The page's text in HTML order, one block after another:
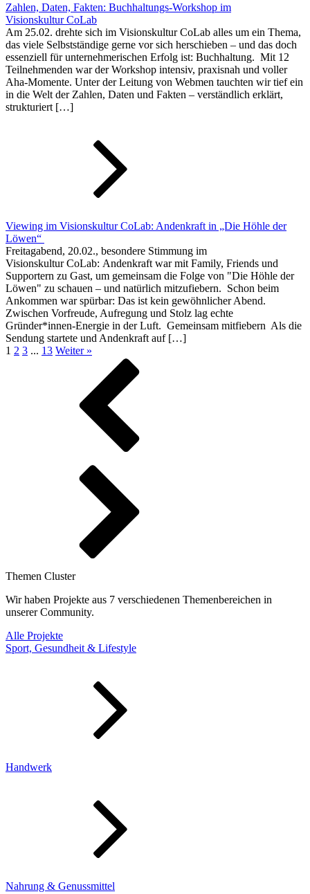
Zahlen, Daten, Fakten: Buchhaltungs-Workshop im
Visionskultur CoLab
Am 25.02. drehte sich im Visionskultur CoLab alles um ein Thema,
das viele Selbstständige gerne vor sich herschieben – und das doch
essenziell für unternehmerischen Erfolg ist: Buchhaltung. Mit 12
Teilnehmenden war der Workshop intensiv, praxisnah und voller
Aha-Momente. Unter der Leitung von Webmen tauchten wir tief ein
in die Welt der Zahlen, Daten und Fakten – verständlich erklärt,
strukturiert […]
Viewing im Visionskultur CoLab: Andenkraft in „Die Höhle der
Löwen“
Freitagabend, 20.02., besondere Stimmung im
Visionskultur CoLab: Andenkraft war mit Family, Friends und
Supportern zu Gast, um gemeinsam die Folge von "Die Höhle der
Löwen" zu schauen – und natürlich mitzufiebern. Schon beim
Ankommen war spürbar: Das ist kein gewöhnlicher Abend.
Zwischen Vorfreude, Aufregung und Stolz lag echte
Gründer*innen-Energie in der Luft. Gemeinsam mitfiebern Als die
Sendung startete und Andenkraft auf […]
1 2 3 ... 13 Weiter »
Themen Cluster
Wir haben Projekte aus 7 verschiedenen Themenbereichen in
unserer Community.
Alle Projekte
Sport, Gesundheit & Lifestyle
Handwerk
Nahrung & Genussmittel